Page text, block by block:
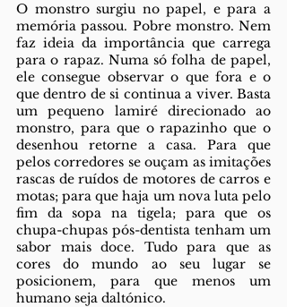
O monstro surgiu no papel, e para a
memória passou. Pobre monstro. Nem
faz ideia da importância que carrega
para o rapaz. Numa só folha de papel,
ele consegue observar o que fora e o
que dentro de si continua a viver. Basta
um pequeno lamiré direcionado ao
monstro, para que o rapazinho que o
desenhou retorne a casa. Para que
pelos corredores se ouçam as imitações
rascas de ruídos de motores de carros e
motas; para que haja um nova luta pelo
fim da sopa na tigela; para que os
chupa-chupas pós-dentista tenham um
sabor mais doce. Tudo para que as
cores do mundo ao seu lugar se
posicionem, para que menos um
humano seja daltónico.